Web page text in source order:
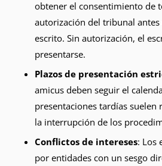
obtener el consentimiento de
autorización del tribunal antes
escrito. Sin autorización, el
presentarse.
Plazos de presentación
amicus deben seguir el
presentaciones tardías suelen
la interrupción de los
Conflictos de intereses: Los
por entidades con un sesgo